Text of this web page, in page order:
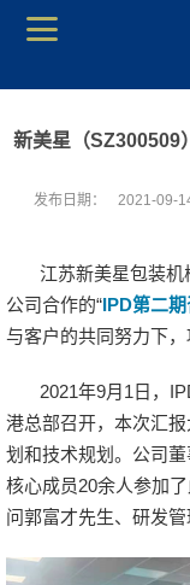
新美星（SZ300509
发布日期： 2021-09-
江苏新美星包装机
公司合作的“IPD第二期
与客户的共同努力下
2021年9月1日，
港总部召开，本次汇
划和技术规划。公司
核心成员20余人参加
问郭富才先生、研发